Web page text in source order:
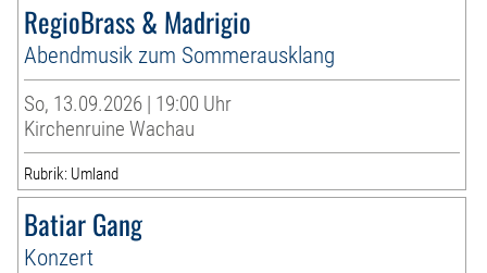
RegioBrass & Madrigio
Abendmusik zum Sommerausklang
So, 13.09.2026 | 19:00 Uhr
Kirchenruine Wachau
Rubrik: Umland
Batiar Gang
Konzert